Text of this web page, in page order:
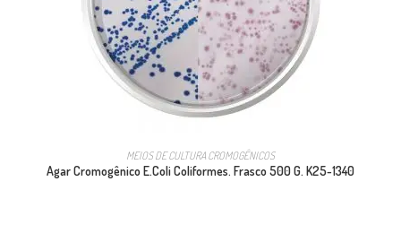
MEIOS DE CULTURA CROMOGÊNICOS
Agar Cromogênico E.Coli Coliformes. Frasco 500 G. K25-1340